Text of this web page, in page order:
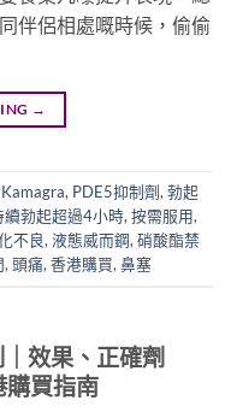
伴侶相處嘅時候，偷偷
→
Kamagra, PDE5抑制劑, 勃起
續勃起超過4小時, 按需服用,
不良, 液態威而鋼, 硝酸酯禁
, 頭痛, 香港購買, 鼻塞
效果、正確劑
購買指南